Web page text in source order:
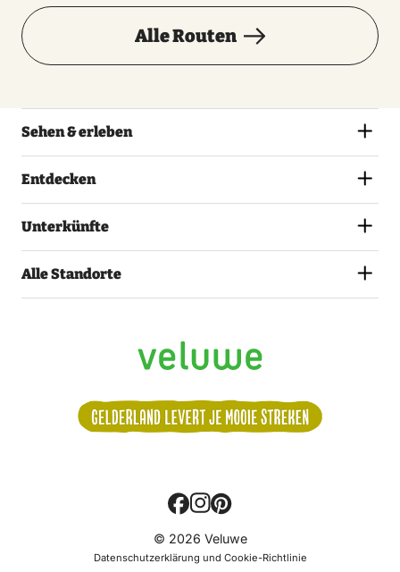
Alle Routen
Sehen & erleben
Entdecken
Unterkünfte
Alle Standorte
Volg
ons:
© 2026 Veluwe
Datenschutzerklärung und Cookie-Richtlinie